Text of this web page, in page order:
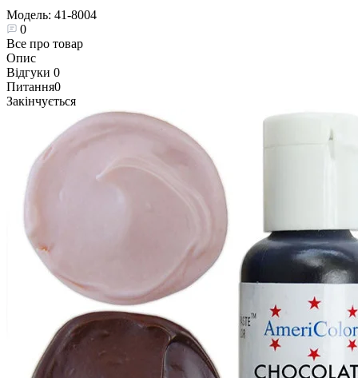
Модель: 41-8004
0
Все про товар
Опис
Відгуки 0
Питання0
Закінчується